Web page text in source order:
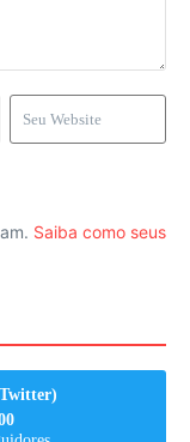
Saiba como seus